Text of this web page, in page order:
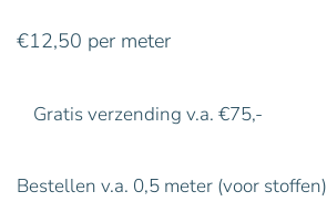
€12,50 per meter
Gratis verzending v.a. €75,-
Bestellen v.a. 0,5 meter (voor stoffen)